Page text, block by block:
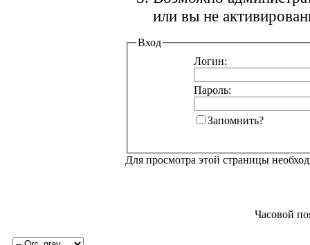
или вы не
Вход
Логин:
Пароль:
Запомнить?
Для просмотра этой страницы
Часовой